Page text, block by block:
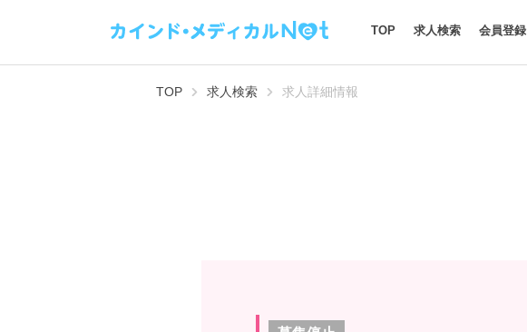
TOP 求人検索 会員登録
TOP 求人検索 求人詳細情報